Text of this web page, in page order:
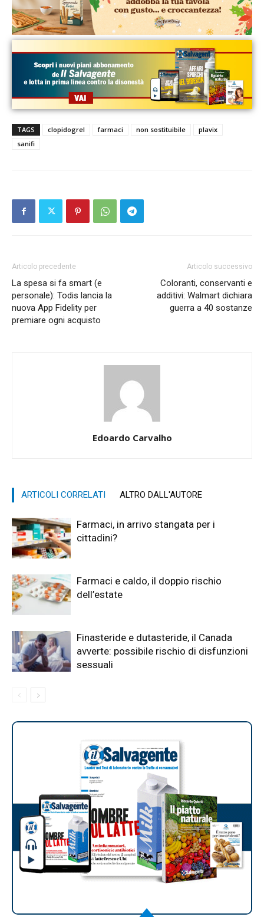
TAGS clopidogrel farmaci non sostituibile
plavix
sanifi
Articolo precedente
La spesa si fa smart (e
personale): Todis lancia la
nuova App Fidelity per
premiare ogni acquisto
Articolo successivo
Coloranti, conservanti e
additivi: Walmart dichiara
guerra a 40 sostanze
Edoardo Carvalho
ARTICOLI CORRELATI ALTRO DALL'AUTORE
Farmaci, in arrivo stangata per i
cittadini?
Farmaci e caldo, il doppio rischio
dell’estate
Finasteride e dutasteride, il Canada
avverte: possibile rischio di disfunzioni
sessuali